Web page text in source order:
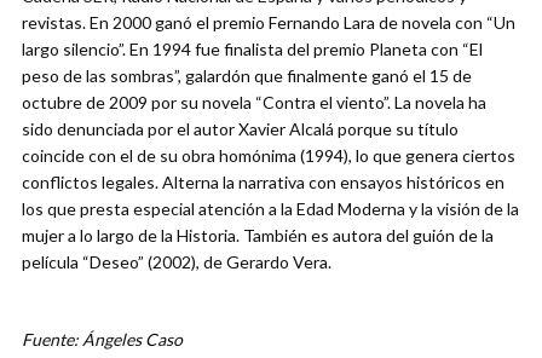
revistas. En 2000 ganó el premio Fernando Lara de novela con “Un
largo silencio”. En 1994 fue finalista del premio Planeta con “El
peso de las sombras”, galardón que finalmente ganó el 15 de
octubre de 2009 por su novela “Contra el viento”. La novela ha
sido denunciada por el autor Xavier Alcalá porque su título
coincide con el de su obra homónima (1994), lo que genera ciertos
conflictos legales. Alterna la narrativa con ensayos históricos en
los que presta especial atención a la Edad Moderna y la visión de la
mujer a lo largo de la Historia. También es autora del guión de la
película “Deseo” (2002), de Gerardo Vera.
Fuente: Ángeles Caso